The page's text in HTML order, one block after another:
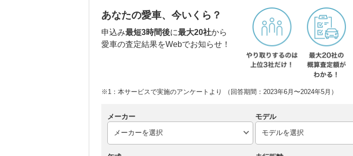
あなたの愛車、今いくら？
申込み最短3時間後に最大20社から
愛車の査定結果をWebでお知らせ！
※1：本サービスで実施のアンケートより （回答期間：2023年6月〜2024年5月）
メーカー モデル